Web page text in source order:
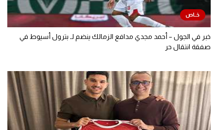
خبر في الجول – أحمد مجدي مدافع الزمالك ينضم لـ بترول أسيوط في
صفقة انتقال حر